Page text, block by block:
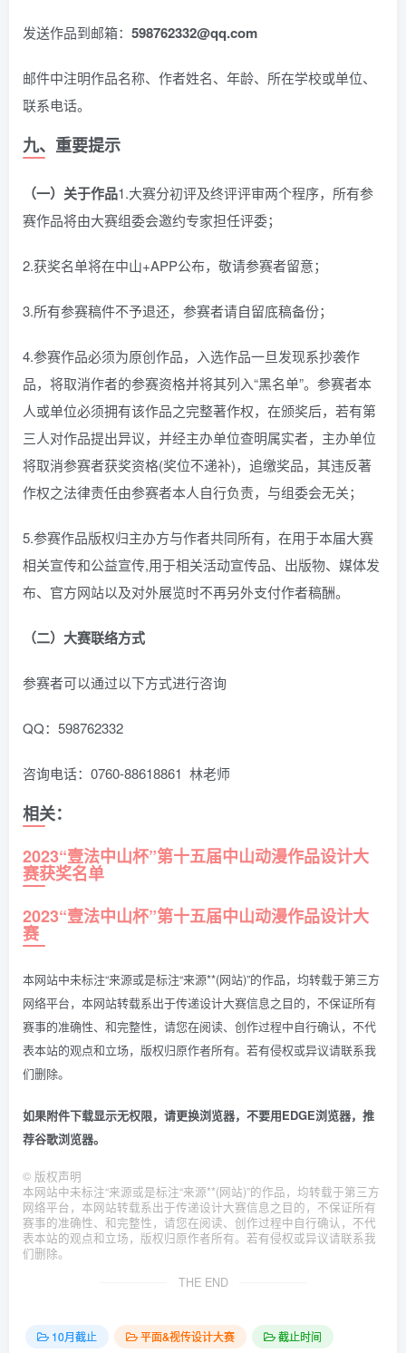
发送作品到邮箱： 598762332@qq.com
邮件中注明作品名称、作者姓名、年龄、所在学校或单位、
联系电话。
九、重要提示
（一）关于作品1.大赛分初评及终评评审两个程序，所有参
赛作品将由大赛组委会邀约专家担任评委；
2.获奖名单将在中山+APP公布，敬请参赛者留意；
3.所有参赛稿件不予退还，参赛者请自留底稿备份；
4.参赛作品必须为原创作品，入选作品一旦发现系抄袭作
品，将取消作者的参赛资格并将其列入“黑名单”。参赛者本
人或单位必须拥有该作品之完整著作权，在颁奖后，若有第
三人对作品提出异议，并经主办单位查明属实者，主办单位
将取消参赛者获奖资格(奖位不递补)，追缴奖品，其违反著
作权之法律责任由参赛者本人自行负责，与组委会无关；
5.参赛作品版权归主办方与作者共同所有，在用于本届大赛
相关宣传和公益宣传,用于相关活动宣传品、出版物、媒体发
布、官方网站以及对外展览时不再另外支付作者稿酬。
（二）大赛联络方式
参赛者可以通过以下方式进行咨询
QQ：598762332
咨询电话：0760-88618861 林老师
相关：
2023“壹法中山杯”第十五届中山动漫作品设计大
赛获奖名单
2023“壹法中山杯”第十五届中山动漫作品设计大
赛
本网站中未标注“来源或是标注“来源**(网站)”的作品，均转载于第三方
网络平台，本网站转载系出于传递设计大赛信息之目的，不保证所有
赛事的准确性、和完整性，请您在阅读、创作过程中自行确认，不代
表本站的观点和立场，版权归原作者所有。若有侵权或异议请联系我
们删除。
如果附件下载显示无权限，请更换浏览器，不要用EDGE浏览器，推
荐谷歌浏览器。
© 版权声明
本网站中未标注“来源或是标注“来源**(网站)”的作品，均转载于第三方
网络平台，本网站转载系出于传递设计大赛信息之目的，不保证所有
赛事的准确性、和完整性，请您在阅读、创作过程中自行确认，不代
表本站的观点和立场，版权归原作者所有。若有侵权或异议请联系我
们删除。
THE END
10月截止 平面&视传设计大赛
截止时间